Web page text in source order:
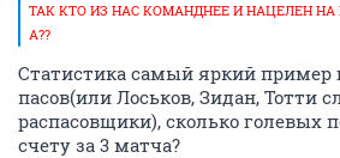
ТАК КТО ИЗ НАС КОМАНДНЕЕ И НАЦЕЛЕН НА
А??
Статистика самый яркий пример
пасов(или Лоськов, Зидан, Тотти
распасовщики), сколько голевых
счету за 3 матча?